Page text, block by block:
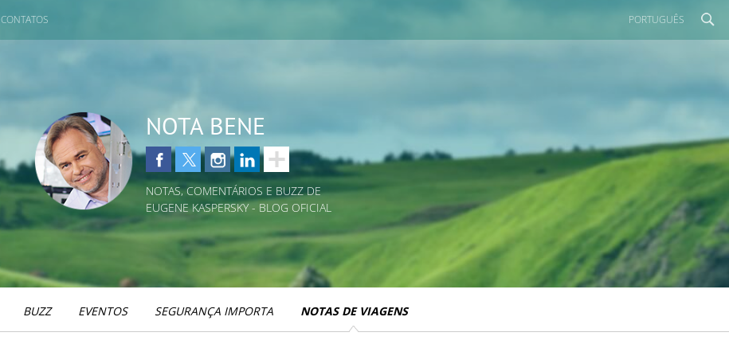
CONTATOS PORTUGUÊS
NOTA BENE
NOTAS, COMENTÁRIOS E BUZZ DE
EUGENE KASPERSKY - BLOG OFICIAL
BUZZ EVENTOS SEGURANÇA IMPORTA NOTAS DE VIAGENS